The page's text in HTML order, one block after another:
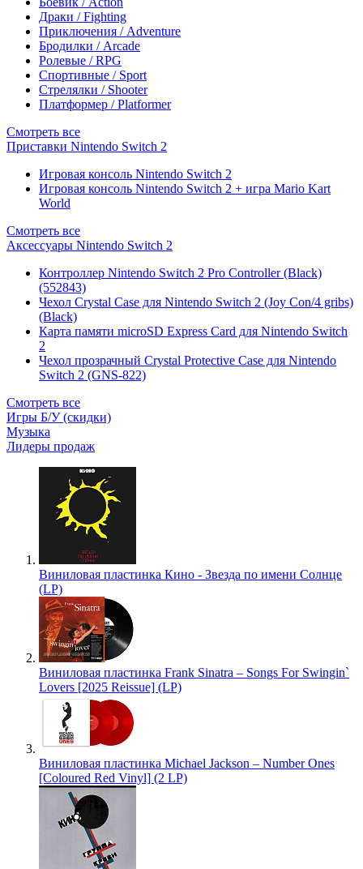
Драки / Fighting
Приключения / Adventure
Бродилки / Arcade
Ролевые / RPG
Спортивные / Sport
Стрелялки / Shooter
Платформер / Platformer
Смотреть все
Приставки Nintendo Switch 2
Игровая консоль Nintendo Switch 2
Игровая консоль Nintendo Switch 2 + игра Mario Kart
World
Смотреть все
Аксессуары Nintendo Switch 2
Контроллер Nintendo Switch 2 Pro Controller (Black)
(552843)
Чехол Сrystal Сase для Nintendo Switch 2 (Joy Con/4 gribs)
(Black)
Карта памяти microSD Express Card для Nintendo Switch
2
Чехол прозрачный Crystal Protective Case для Nintendo
Switch 2 (GNS-822)
Смотреть все
Игры Б/У (скидки)
Музыка
Лидеры продаж
Виниловая пластинка Кино - Звезда по имени Солнце
(LP)
Виниловая пластинка Frank Sinatra – Songs For Swingin`
Lovers [2025 Reissue] (LP)
Виниловая пластинка Michael Jackson – Number Ones
[Coloured Red Vinyl] (2 LP)